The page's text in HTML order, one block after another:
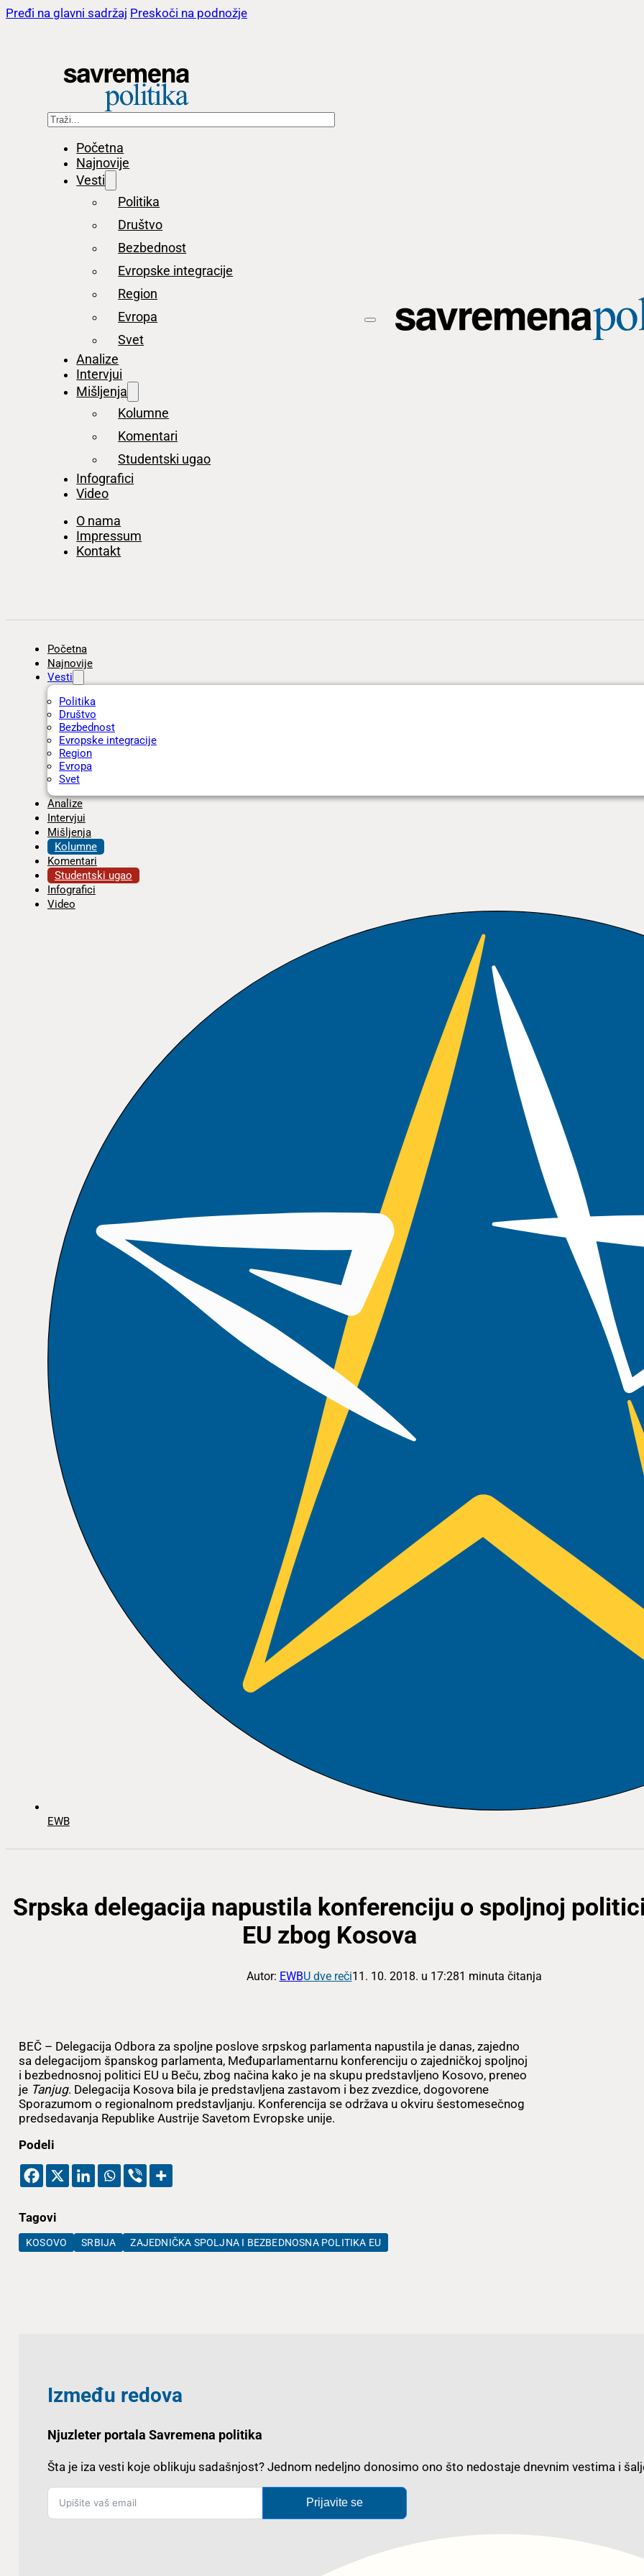
Pređi na glavni sadržaj Preskoči na podnožje
Pretraga
Početna
Najnovije
Vesti
Politika
Društvo
Bezbednost
Evropske integracije
Region
Evropa
Svet
Analize
Intervjui
Mišljenja
Kolumne
Komentari
Studentski ugao
Infografici
Video
O nama
Impressum
Kontakt
Početna
Najnovije
Vesti
Politika
Društvo
Bezbednost
Evropske integracije
Region
Evropa
Svet
Analize
Intervjui
Mišljenja
Kolumne
Komentari
Studentski ugao
Infografici
Video
EWB
Srpska delegacija napustila konferenciju o spoljnoj
EU zbog Kosova
Autor: EWBU dve reči11. 10. 2018. u 17:281 minuta čitanja
BEČ – Delegacija Odbora za spoljne poslove srpskog parlamenta napustila je danas, zajedno
sa delegacijom španskog parlamenta, Međuparlamentarnu konferenciju o zajedničkoj spoljnoj
i bezbednosnoj politici EU u Beču, zbog načina kako je na skupu predstavljeno Kosovo, preneo
je Tanjug. Delegacija Kosova bila je predstavljena zastavom i bez zvezdice, dogovorene
Sporazumom o regionalnom predstavljanju. Konferencija se održava u okviru šestomesečnog
predsedavanja Republike Austrije Savetom Evropske unije.
Podeli
Tagovi
KOSOVO SRBIJA ZAJEDNIČKA SPOLJNA I BEZBEDNOSNA POLITIKA EU
Između redova
Njuzleter portala Savremena politika
Šta je iza vesti koje oblikuju sadašnjost? Jednom nedeljno donosimo ono što nedostaje dnevnim vestima i
Prijavite se